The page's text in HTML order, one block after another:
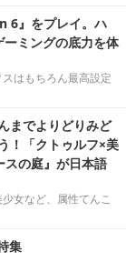
6』をプレイ。ハ
ミングの底力を体
はもちろん最高設定
までよりどりみど
！「クトゥルフ×美
スの庭』が日本語
女など、属性てんこ
集